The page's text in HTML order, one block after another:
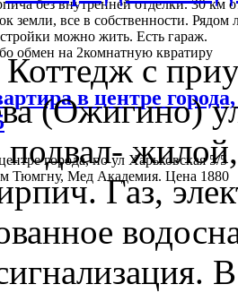
без внутренней отделки. 30 км
земли, все в собственности. Рядом
можно жить. Есть гараж.
обмен на 2комнатную квратиру
в центре
города, по ул Харьковская 5/5
Тюмгну, Мед Академия. Цена 1880
Коттедж с
(Ожигино)
подвал-
Газ,